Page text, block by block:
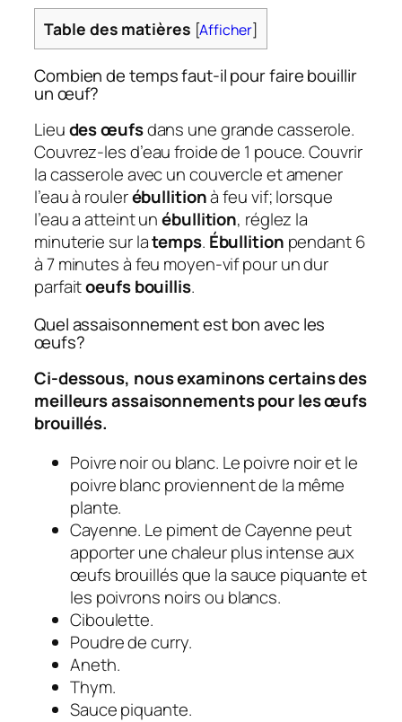
Table des matières [Afficher]
Combien de temps faut-il pour faire bouillir
un œuf?
Lieudes œufsdans une grande casserole.
Couvrez-les d’eau froide de 1 pouce. Couvrir
la casserole avec un couvercle et amener
l’eau à roulerébullitionà feu vif; lorsque
l’eau a atteint unébullition, réglez la
minuterie sur latemps. Ébullition pendant 6
à 7 minutes à feu moyen-vif pour un dur
parfaitoeufs bouillis.
Quel assaisonnement est bon avec les
œufs?
Ci-dessous, nous examinons certains des
meilleurs assaisonnements pour les œufs
brouillés.
Poivre noir ou blanc. Le poivre noir et le
poivre blanc proviennent de la même
plante.
Cayenne. Le piment de Cayenne peut
apporter une chaleur plus intense aux
œufs brouillés que la sauce piquante et
les poivrons noirs ou blancs.
Ciboulette.
Poudre de curry.
Aneth.
Thym.
Sauce piquante.